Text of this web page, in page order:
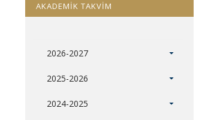
AKADEMİK TAKVİM
2026-2027
2025-2026
2024-2025